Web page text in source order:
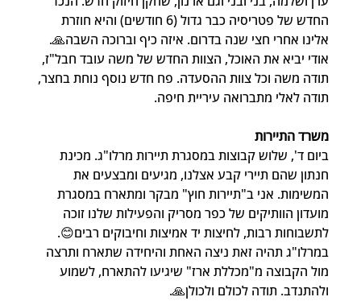
החדש של פטריסיה כבר גדול (6 חודשים) והיא חוזרת
אלינו אחרי חצי שנה בדרום. איזה כיף וברוכה השבה🙏.
אודי יביא את האוכל, הצוות החדש של משה עובד חבל"ז,
תודה משה וכל צוות ההסעדה. פח חדש נוסף נוחת בחצר,
תודה לאלי מתברואה עיריית חיפה.
משרד התיירות
ביום ד', שלוש קבוצות במסגרת תיירות מרלו"ג. מכינת
חנתון שהם תיירי קבע אצלנו, מגיעים ומבצעים את
המשימות. אני ב"תיירות חוץ" מבקר ומתארח במסגרת
מועדון הוותיקים של כפר מסריק והפעילות שלנו זוכה
לתשבוחות רבות, לחיצות יד אמיצות וחיבוקים רבים😊.
במרלו"ג תהיה זאת ניצה האחת והיחידה שתארח ותרצה
מול הקבוצה מ"מכללת ארז" שיגיעו להתארח, לשמוע
ולהתנדב. תודה לכולם ולכולן🙏.